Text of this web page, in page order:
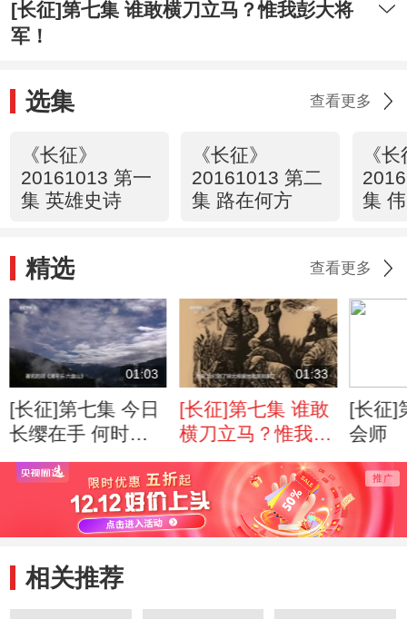
[长征]第七集 谁敢横刀立马？惟我彭大将
军！
选集 查看更多
《长征》
20161013 第一
集 英雄史诗
《长征》
20161013 第二
集 路在何方
《
集
精选 查看更多
01:03
[长征]第七集 今日
长缨在手 何时缚
住苍龙？
01:33
[长征]第七集 谁敢
横刀立马？惟我彭
大将军！
[长征]
会师
相关推荐